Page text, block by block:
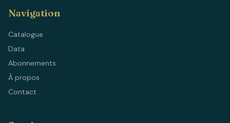
Navigation
Catalogue
Data
Abonnements
À propos
Contact